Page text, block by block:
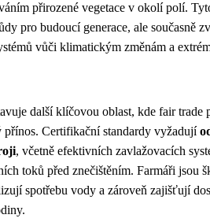
přirozené vegetace v okolí polí.
pro budoucí generace, ale současně
vůči klimatickým změnám a
další klíčovou oblast, kde fair trade
Certifikační standardy vyžadují
, včetně efektivních zavlažovacích
toků před znečištěním. Farmáři jsou
spotřebu vody a zároveň zajišťují